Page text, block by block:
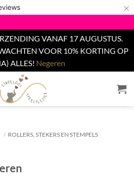
×
VANAF 17 AUGUSTUS.
VOOR 10% KORTING OP
ALLES! Negeren
/ ROLLERS, STEKERS EN STEMPELS